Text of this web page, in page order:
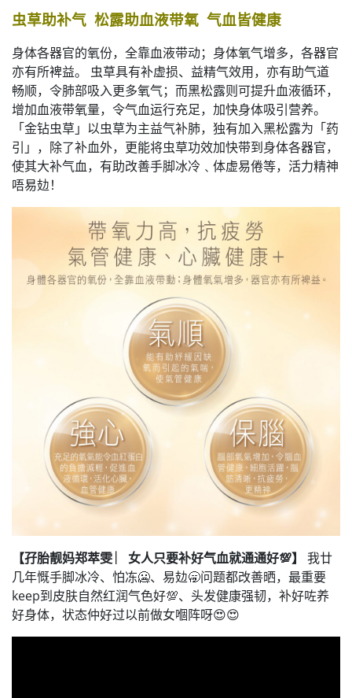
虫草助补气 松露助血液带氧 气血皆健康
身体各器官的氧份，全靠血液带动；身体氧气增多，各器官
亦有所裨益。 虫草具有补虚损、益精气效用，亦有助气道
畅顺，令肺部吸入更多氧气；而黑松露则可提升血液循环，
增加血液带氧量，令气血运行充足，加快身体吸引营养。
「金钻虫草」以虫草为主益气补肺，独有加入黑松露为「药
引」，除了补血外，更能将虫草功效加快带到身体各器官，
使其大补气血，有助改善手脚冰冷﹑体虚易倦等，活力精神
唔易攰！
【孖胎靓妈郑萃雯 ︳女人只要补好气血就通通好💯】
我廿
几年慨手脚冰冷、怕冻🥶、易攰🥱问题都改善晒，最重要
keep到皮肤自然红润气色好💯、头发健康强韧，补好咗养
好身体，状态仲好过以前做女嗰阵呀😍😍